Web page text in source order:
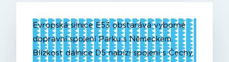
Evropská silnice E53 obstarává výborné
dopravní spojení Parku s Německem.
Blízkost dálnice D5 nabízí spojení s Čechy,